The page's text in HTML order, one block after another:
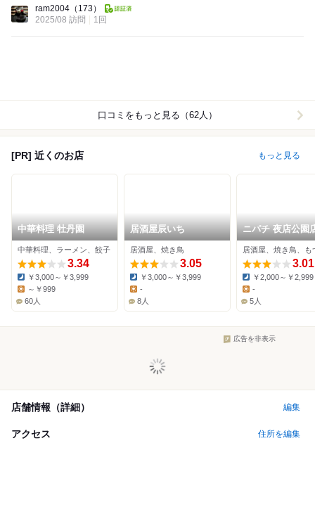
ram2004 （173）
2025/08 訪問
1回
口コミをもっと見る（62人）
[PR] 近くのお店 もっと見る
中華料理 牡丹園
中華料理、ラーメン、餃子
3.34
Dinner:
￥3,000～￥3,999
Lunch:
～￥999
60人
居酒屋辰いち
居酒屋、焼き鳥
3.05
Dinner:
￥3,000～￥3,999
Lunch:
-
8人
ニパチ 夜店公園
居酒屋、焼き鳥、も
3.01
Dinner:
￥2,000～￥2,999
Lunch:
-
5人
広告を非表示
店舗情報（詳細） 編集
アクセス 住所を編集